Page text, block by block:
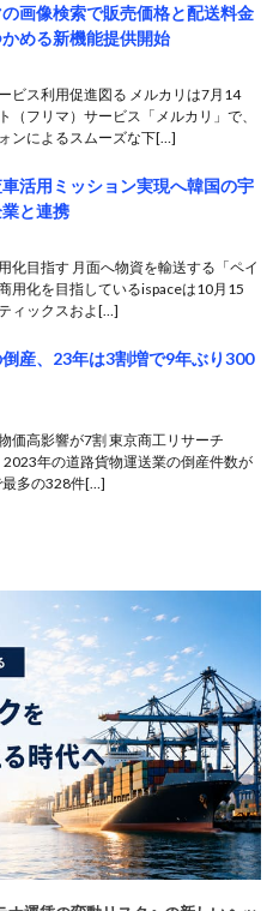
画像検索で販売価格と配送料金
める新機能提供開始
ビス利用促進図る メルカリは7月14
（フリマ）サービス「メルカリ」で、
ンによるスムーズな下[…]
活用ミッション実現へ韓国の宇
と連携
化目指す 月面へ物資を輸送する「ペイ
用化を目指しているispaceは10月15
ィックスおよ[…]
産、23年は3割増で9年ぶり300
価高影響が7割 東京商工リサーチ
2023年の道路貨物運送業の倒産件数が
多の328件[…]